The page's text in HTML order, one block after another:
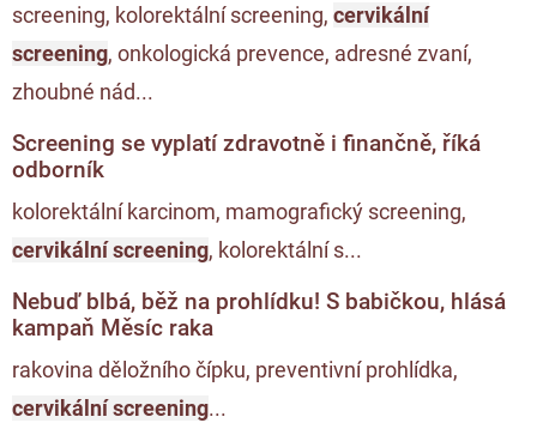
screening, kolorektální screening, cervikální
screening, onkologická prevence, adresné zvaní,
zhoubné nád...
Screening se vyplatí zdravotně i finančně, říká
odborník
kolorektální karcinom, mamografický screening,
cervikální screening, kolorektální s...
Nebuď blbá, běž na prohlídku! S babičkou, hlásá
kampaň Měsíc raka
rakovina děložního čípku, preventivní prohlídka,
cervikální screening...